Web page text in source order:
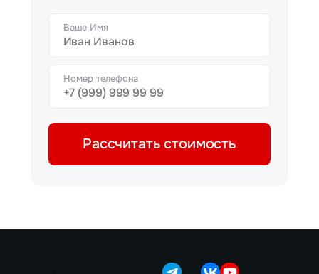
Ваше Имя
Номер телефона
Рассчитать стоимость